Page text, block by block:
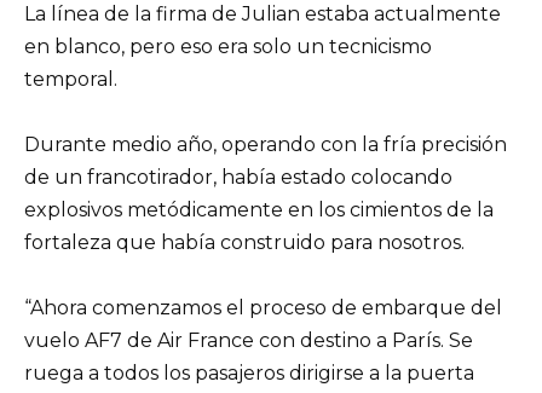
La línea de la firma de Julian estaba actualmente
en blanco, pero eso era solo un tecnicismo
temporal.
Durante medio año, operando con la fría precisión
de un francotirador, había estado colocando
explosivos metódicamente en los cimientos de la
fortaleza que había construido para nosotros.
“Ahora comenzamos el proceso de embarque del
vuelo AF7 de Air France con destino a París. Se
ruega a todos los pasajeros dirigirse a la puerta